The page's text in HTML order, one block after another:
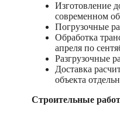
Изготовление
современном
Погрузочные
Обработка
апреля по
Разгрузочные
Доставка
объекта
Строительные